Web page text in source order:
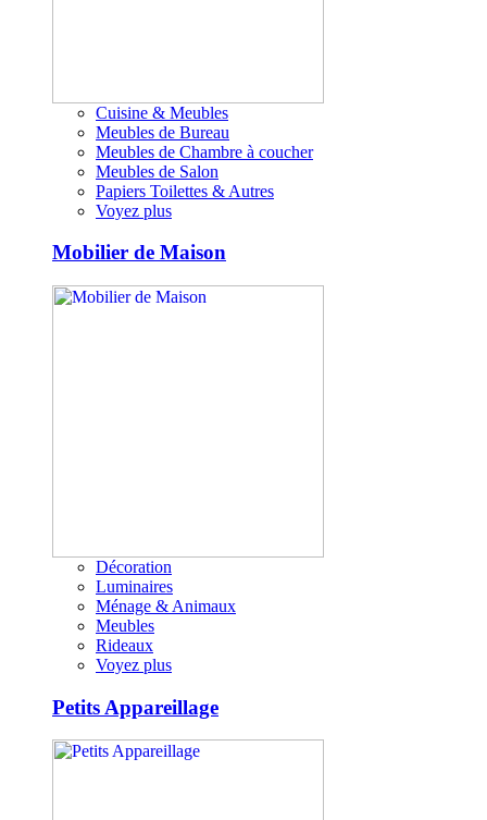
Cuisine & Meubles
Meubles de Bureau
Meubles de Chambre à coucher
Meubles de Salon
Papiers Toilettes & Autres
Voyez plus
Mobilier de Maison
Décoration
Luminaires
Ménage & Animaux
Meubles
Rideaux
Voyez plus
Petits Appareillage